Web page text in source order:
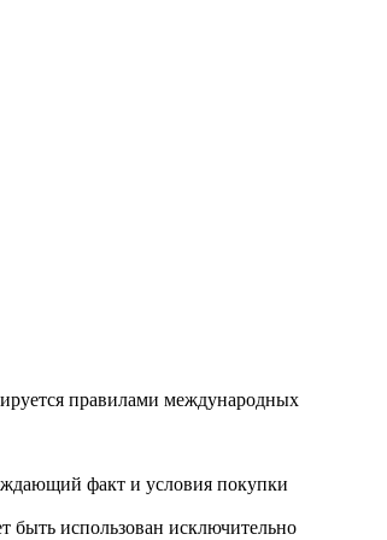
правилами международных
факт и условия покупки
быть использован исключительно